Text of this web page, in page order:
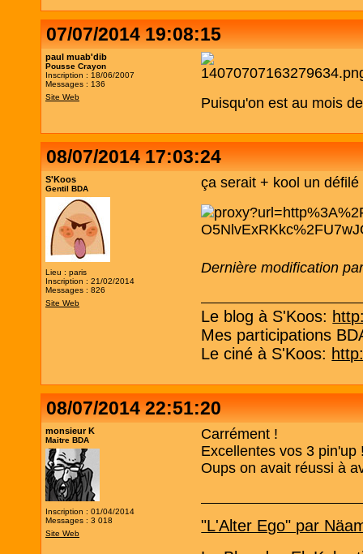
07/07/2014 19:08:15
paul muab'dib
Pousse Crayon
Inscription : 18/06/2007
Messages : 136
Site Web
Puisqu'on est au mois
08/07/2014 17:03:24
S'Koos
Gentil BDA
Lieu : paris
Inscription : 21/02/2014
Messages : 826
Site Web
ça serait + kool un
Dernière modification
Le blog à S'Koos:
Mes participations
Le ciné à S'Koos:
08/07/2014 22:51:20
monsieur K
Maitre BDA
Inscription : 01/04/2014
Messages : 3 018
Site Web
Carrément !
Excellentes vos 3 pin'up
Oups on avait réussi à
"L'Alter Ego" par